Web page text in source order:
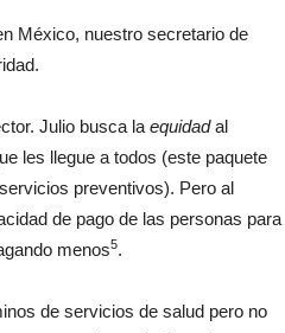
México, nuestro secretario de
Julio busca la equidadal
les llegue a todos (este paquete
preventivos). Pero al
de pago de las personas para
menos5.
de servicios de salud pero no